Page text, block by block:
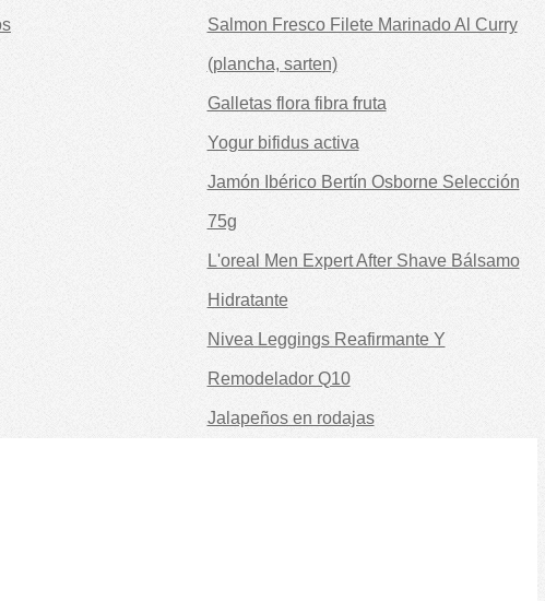
Salmon Fresco Filete Marinado Al Curry
(plancha, sarten)
Galletas flora fibra fruta
Yogur bifidus activa
Jamón Ibérico Bertín Osborne Selección
75g
L'oreal Men Expert After Shave Bálsamo
Hidratante
Nivea Leggings Reafirmante Y
Remodelador Q10
Jalapeños en rodajas